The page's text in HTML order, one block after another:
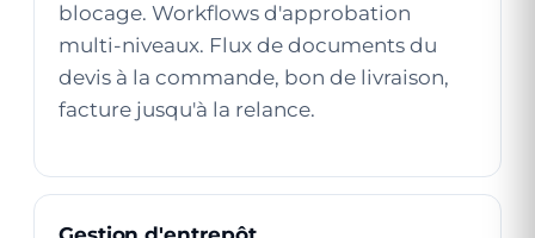
blocage. Workflows d'approbation
multi-niveaux. Flux de documents du
devis à la commande, bon de livraison,
facture jusqu'à la relance.